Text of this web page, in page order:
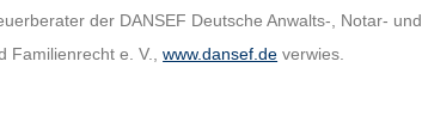
der DANSEF Deutsche Anwalts-, Notar- und
Familienrecht e. V.,www.dansef.de verwies.